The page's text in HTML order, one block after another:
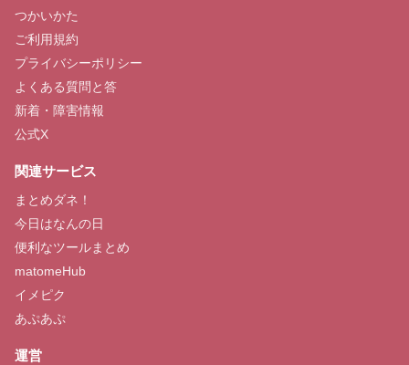
つかいかた
ご利用規約
プライバシーポリシー
よくある質問と答
新着・障害情報
公式X
関連サービス
まとめダネ！
今日はなんの日
便利なツールまとめ
matomeHub
イメピク
あぷあぷ
運営